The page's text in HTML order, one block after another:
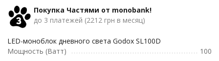
Покупка Частями от monobank!
до 3 платежей (2212 грн в месяц)
LED-моноблок дневного света Godox SL100D
Мощность (Ватт)
100